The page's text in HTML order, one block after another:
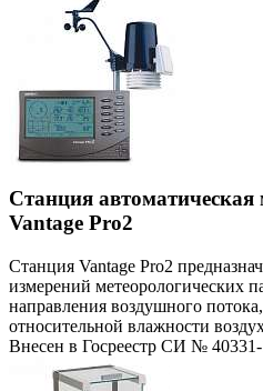
Станция автоматическая
Vantage Pro2
Станция Vantage Pro2
измерений метеорологических
направления воздушного
относительной влажности
Внесен в Госреестр СИ №